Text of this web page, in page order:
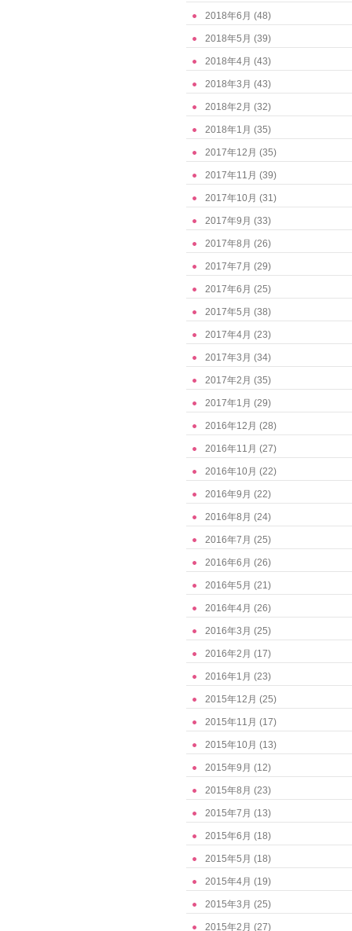
2018年6月 (48)
2018年5月 (39)
2018年4月 (43)
2018年3月 (43)
2018年2月 (32)
2018年1月 (35)
2017年12月 (35)
2017年11月 (39)
2017年10月 (31)
2017年9月 (33)
2017年8月 (26)
2017年7月 (29)
2017年6月 (25)
2017年5月 (38)
2017年4月 (23)
2017年3月 (34)
2017年2月 (35)
2017年1月 (29)
2016年12月 (28)
2016年11月 (27)
2016年10月 (22)
2016年9月 (22)
2016年8月 (24)
2016年7月 (25)
2016年6月 (26)
2016年5月 (21)
2016年4月 (26)
2016年3月 (25)
2016年2月 (17)
2016年1月 (23)
2015年12月 (25)
2015年11月 (17)
2015年10月 (13)
2015年9月 (12)
2015年8月 (23)
2015年7月 (13)
2015年6月 (18)
2015年5月 (18)
2015年4月 (19)
2015年3月 (25)
2015年2月 (27)